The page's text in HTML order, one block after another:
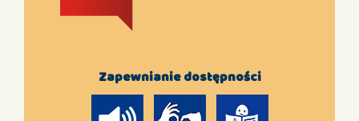
Zapewnianie dostępności